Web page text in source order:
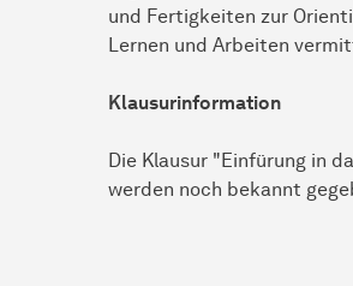
und Fertigkeiten zur
Lernen und Arbeiten
Klausurinformation
Die Klausur "Einfürung in
werden noch bekannt